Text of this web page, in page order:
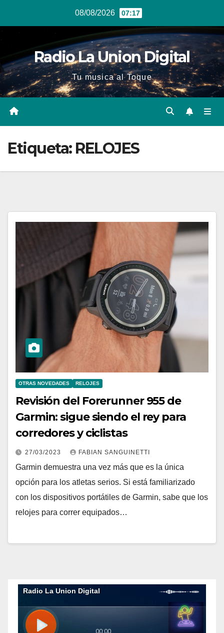
08/08/2026 07:17
Radio La Union Digital
Tu musica al Toque
Etiqueta: RELOJES
OTRAS NOVEDADES RELOJES
Revisión del Forerunner 955 de
Garmin: sigue siendo el rey para
corredores y ciclistas
27/03/2023 FABIAN SANGUINETTI
Garmin demuestra una vez más que es la única
opción para los atletas serios. Si está familiarizado
con los dispositivos portátiles de Garmin, sabe que los
relojes para correr equipados…